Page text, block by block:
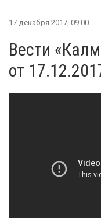
17 декабря 2017, 09:00
Вести
от